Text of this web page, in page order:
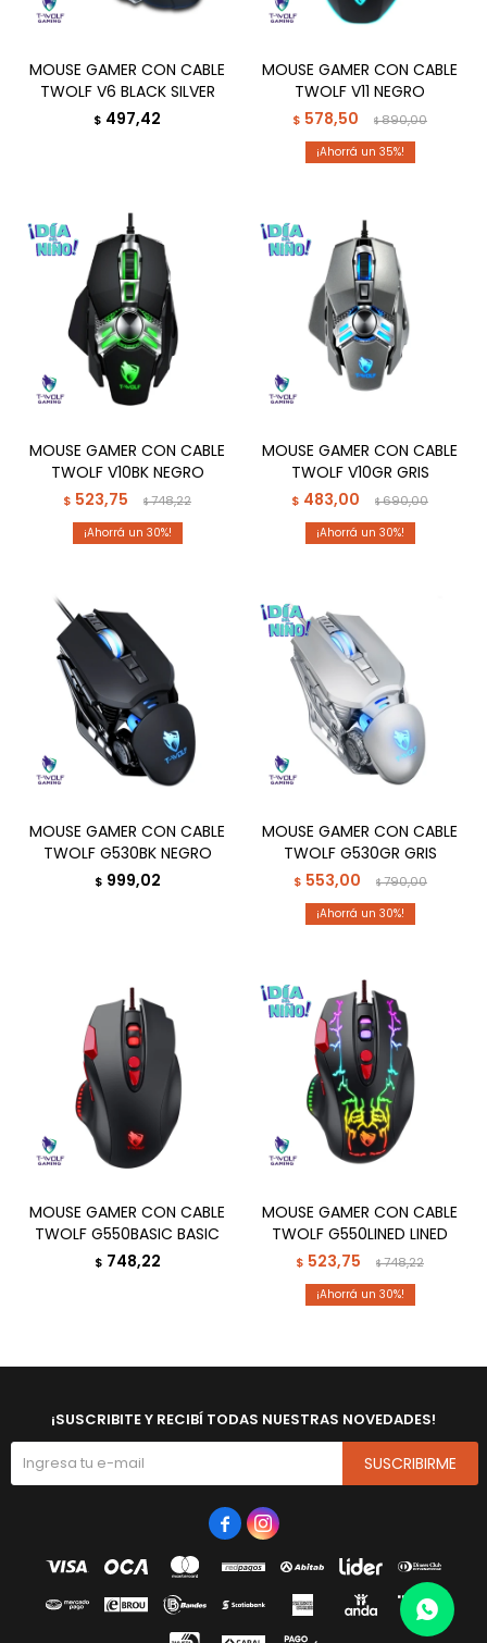
MOUSE GAMER CON CABLE
TWOLF V6 BLACK SILVER
$ 497,42
MOUSE GAMER CON CABLE
TWOLF V11 NEGRO
$ 578,50 $890,00
35
MOUSE GAMER CON CABLE
TWOLF V10BK NEGRO
$ 523,75 $748,22
30
MOUSE GAMER CON CABLE
TWOLF V10GR GRIS
$ 483,00 $690,00
30
MOUSE GAMER CON CABLE
TWOLF G530BK NEGRO
$ 999,02
MOUSE GAMER CON CABLE
TWOLF G530GR GRIS
$ 553,00 $790,00
30
MOUSE GAMER CON CABLE
TWOLF G550BASIC BASIC
$ 748,22
MOUSE GAMER CON CABLE
TWOLF G550LINED LINED
$ 523,75 $748,22
30
¡SUSCRIBITE Y RECIBÍ TODAS NUESTRAS NOVEDADES!
SUSCRIBIRME
 